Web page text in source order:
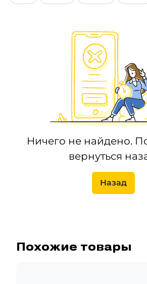
Ничего не найдено.
вернуться
Назад
Похожие товары